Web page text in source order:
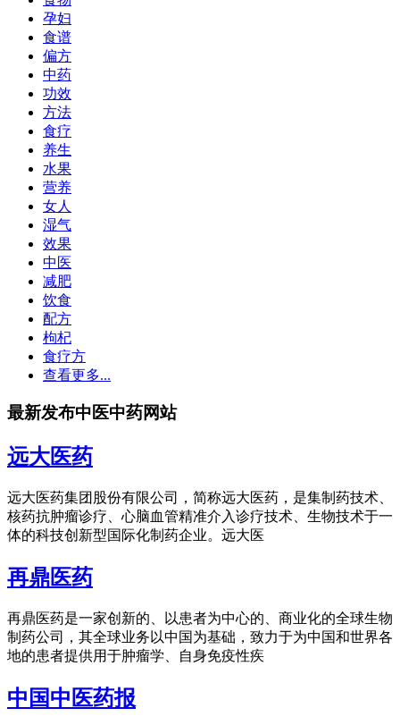
孕妇
食谱
偏方
中药
功效
方法
食疗
养生
水果
营养
女人
湿气
效果
中医
减肥
饮食
配方
枸杞
食疗方
查看更多...
最新发布中医中药网站
远大医药
远大医药集团股份有限公司，简称远大医药，是集制药技术、
核药抗肿瘤诊疗、心脑血管精准介入诊疗技术、生物技术于一
体的科技创新型国际化制药企业。远大医
再鼎医药
再鼎医药是一家创新的、以患者为中心的、商业化的全球生物
制药公司，其全球业务以中国为基础，致力于为中国和世界各
地的患者提供用于肿瘤学、自身免疫性疾
中国中医药报